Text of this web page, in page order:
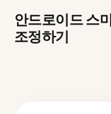
안드로이드 스
조정하기